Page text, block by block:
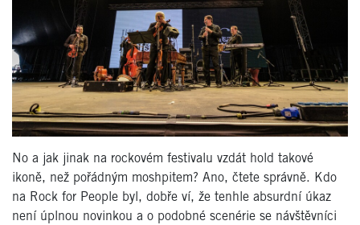
No a jak jinak na rockovém festivalu vzdát hold takové
ikoně, než pořádným moshpitem? Ano, čtete správně. Kdo
na Rock for People byl, dobře ví, že tenhle absurdní úkaz
není úplnou novinkou a o podobné scenérie se návštěvníci